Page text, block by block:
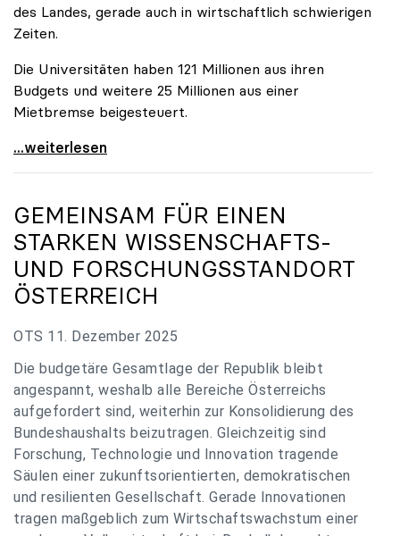
des Landes, gerade auch in wirtschaftlich schwierigen
Zeiten.
Die Universitäten haben 121 Millionen aus ihren
Budgets und weitere 25 Millionen aus einer
Mietbremse beigesteuert.
„Verzögerung unverständlich“: Universitäten
...weiterlesen
GEMEINSAM FÜR EINEN
STARKEN WISSENSCHAFTS-
UND FORSCHUNGSSTANDORT
ÖSTERREICH
OTS 11. Dezember 2025
Die budgetäre Gesamtlage der Republik bleibt
angespannt, weshalb alle Bereiche Österreichs
aufgefordert sind, weiterhin zur Konsolidierung des
Bundeshaushalts beizutragen. Gleichzeitig sind
Forschung, Technologie und Innovation tragende
Säulen einer zukunftsorientierten, demokratischen
und resilienten Gesellschaft. Gerade Innovationen
tragen maßgeblich zum Wirtschaftswachstum einer